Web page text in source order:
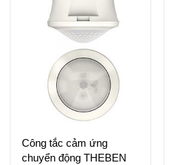
Công tắc cảm ứng
chuyển động THEBEN